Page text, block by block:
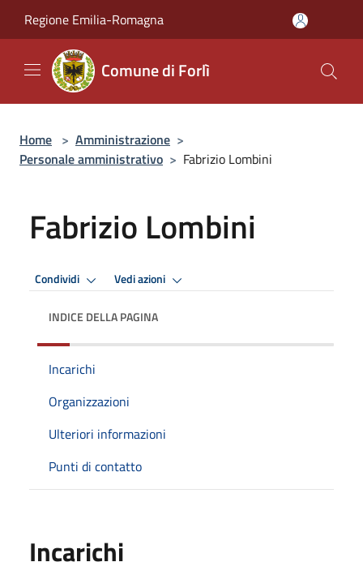
Regione Emilia-Romagna
Comune di Forlì
Home > Amministrazione >
Personale amministrativo > Fabrizio Lombini
Fabrizio Lombini
Condividi Vedi azioni
INDICE DELLA PAGINA
Incarichi
Organizzazioni
Ulteriori informazioni
Punti di contatto
Incarichi